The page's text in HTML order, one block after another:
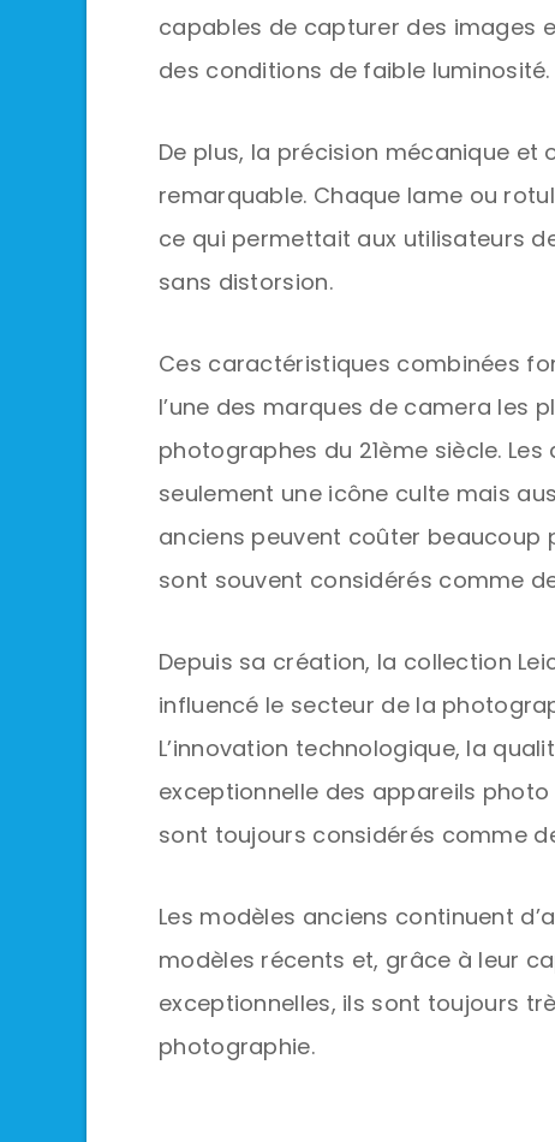
capables de capturer des images
des conditions de faible luminosité.
De plus, la précision mécanique
remarquable. Chaque lame ou
ce qui permettait aux utilisateurs
sans distorsion.
Ces caractéristiques combinées
l’une des marques de camera les
photographes du 21ème siècle.
seulement une icône culte mais
anciens peuvent coûter beaucoup
sont souvent considérés comme
Depuis sa création, la collection
influencé le secteur de la
L’innovation technologique, la
exceptionnelle des appareils
sont toujours considérés comme
Les modèles anciens continuent
modèles récents et, grâce à leur
exceptionnelles, ils sont toujours
photographie.